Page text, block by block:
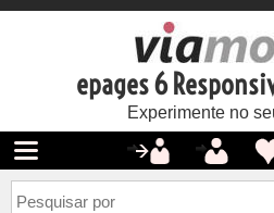
epages 6
Experimente no